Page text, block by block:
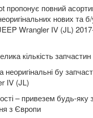
пропонує повний
нових та
Wrangler IV (JL)
кількість запчастин
неоригінальні бу
IV (JL)
– привезем будь-яку
з Європи